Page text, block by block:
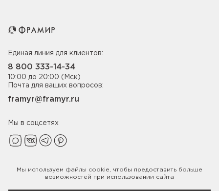
Единая линия для клиентов:
8 800 333-14-34
10:00 до 20:00 (Мск)
Почта для ваших вопросов:
framyr@framyr.ru
Мы в соцсетях
Политика конфиденциальности
Мы используем файлы cookie , чтобы предоставить больше
возможностей при использовании сайта